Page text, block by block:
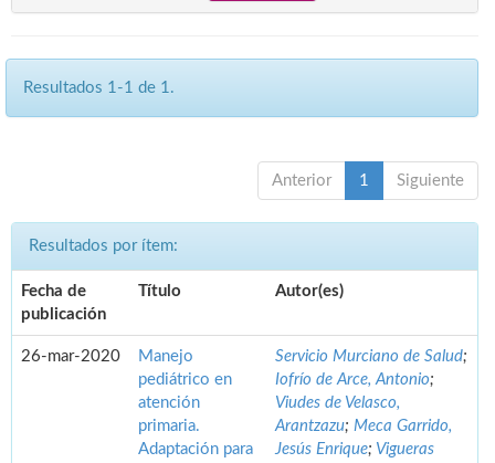
Resultados 1-1 de 1.
Anterior 1 Siguiente
Resultados por ítem:
Fecha de
publicación
Título Autor(es)
26-mar-2020
Manejo
pediátrico en
atención
primaria.
Adaptación para
Servicio Murciano de Salud;
Iofrío de Arce, Antonio;
Viudes de Velasco,
Arantzazu; Meca Garrido,
Jesús Enrique; Vigueras